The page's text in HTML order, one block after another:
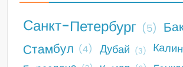
Санкт-Петербург (5)
Стамбул (4) Дубай (3)